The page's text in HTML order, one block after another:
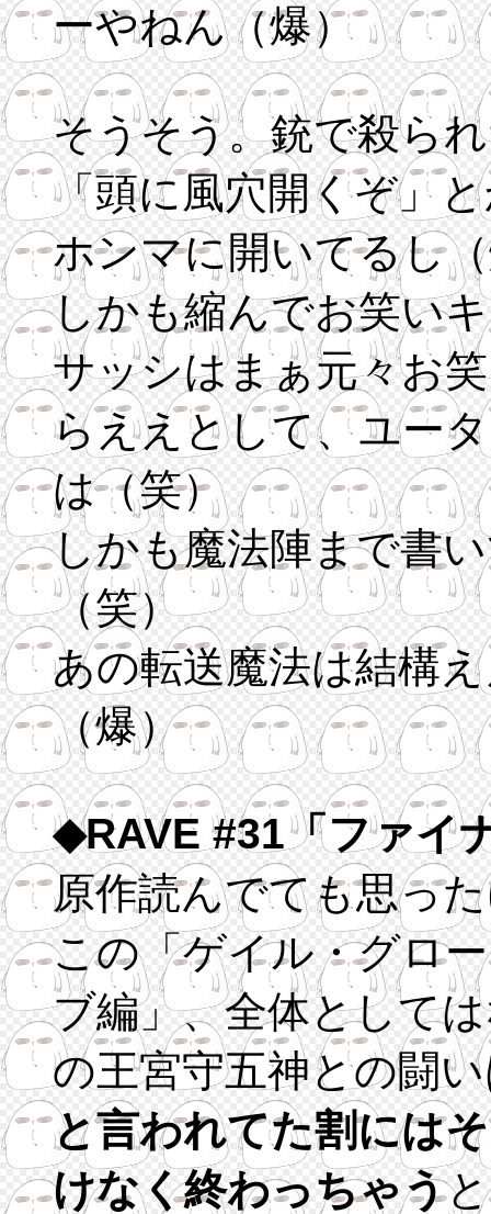
ーやねん（爆）
そうそう。銃で殺ら
「頭に風穴開くぞ」
ホンマに開いてるし
しかも縮んでお笑い
サッシはまぁ元々お
らええとして、ユー
は（笑）
しかも魔法陣まで書
（笑）
あの転送魔法は結構
（爆）
◆RAVE #31「ファイ
原作読んでても思っ
この「ゲイル・グロ
ブ編」、全体として
の王宮守五神との闘
と言われてた割には
けなく終わっちゃう